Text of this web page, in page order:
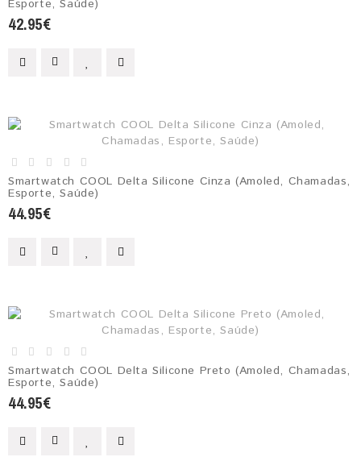
Esporte, Saúde)
42.95€
Smartwatch COOL Delta Silicone Cinza (Amoled, Chamadas,
Esporte, Saúde)
44.95€
Smartwatch COOL Delta Silicone Preto (Amoled, Chamadas,
Esporte, Saúde)
44.95€